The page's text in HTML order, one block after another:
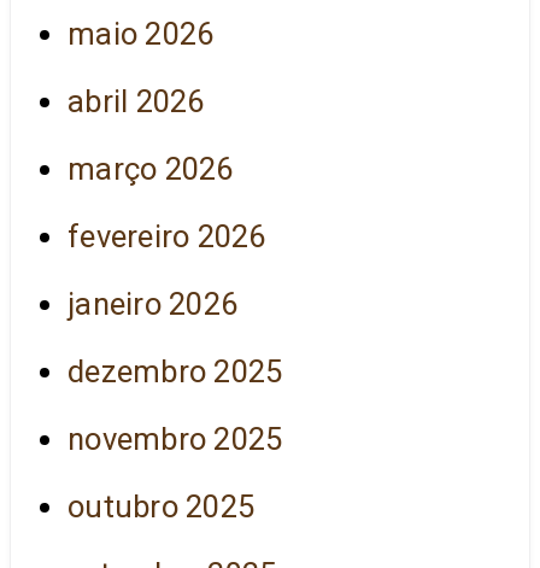
maio 2026
abril 2026
março 2026
fevereiro 2026
janeiro 2026
dezembro 2025
novembro 2025
outubro 2025